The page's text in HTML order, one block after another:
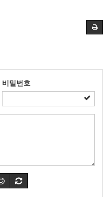
비밀번호